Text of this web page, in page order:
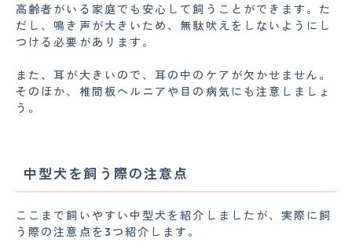
高齢者がいる家庭でも安心して飼うことができます。た
だし、鳴き声が大きいため、無駄吠えをしないようにし
つける必要があります。
また、耳が大きいので、耳の中のケアが欠かせません。
そのほか、椎間板ヘルニアや目の病気にも注意しましょ
う。
中型犬を飼う際の注意点
ここまで飼いやすい中型犬を紹介しましたが、実際に飼
う際の注意点を3つ紹介します。